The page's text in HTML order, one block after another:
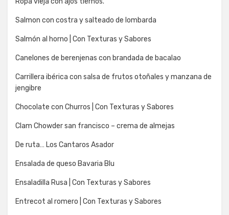
Salmon con costra y salteado de lombarda
Salmón al horno | Con Texturas y Sabores
Canelones de berenjenas con brandada de bacalao
Carrillera ibérica con salsa de frutos otoñales y manzana de
jengibre
Chocolate con Churros | Con Texturas y Sabores
Clam Chowder san francisco – crema de almejas
De ruta… Los Cantaros Asador
Ensalada de queso Bavaria Blu
Ensaladilla Rusa | Con Texturas y Sabores
Entrecot al romero | Con Texturas y Sabores